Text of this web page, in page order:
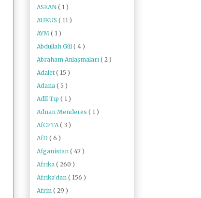
ASEAN ( 1 )
AUKUS ( 11 )
AYM ( 1 )
Abdullah Gül ( 4 )
Abraham Anlaşmaları ( 2 )
Adalet ( 15 )
Adana ( 5 )
Adlî Tıp ( 1 )
Adnan Menderes ( 1 )
AfCFTA ( 3 )
AfD ( 6 )
Afganistan ( 47 )
Afrika ( 260 )
Afrika'dan ( 156 )
Afrin ( 29 )